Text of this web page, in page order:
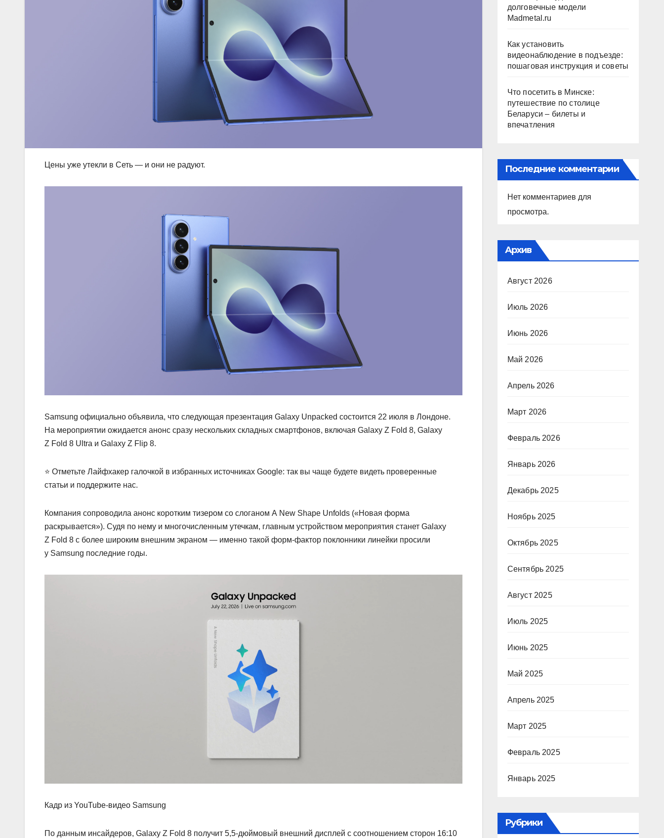
Цены уже утекли в Сеть — и они не радуют.
Samsung официально объявила, что следующая презентация Galaxy Unpacked состоится 22 июля в Лондоне.
На мероприятии ожидается анонс сразу нескольких складных смартфонов, включая Galaxy Z Fold 8, Galaxy
Z Fold 8 Ultra и Galaxy Z Flip 8.
⭐ Отметьте Лайфхакер галочкой в избранных источниках Google: так вы чаще будете видеть проверенные
статьи и поддержите нас.
Компания сопроводила анонс коротким тизером со слоганом A New Shape Unfolds («Новая форма
раскрывается»). Судя по нему и многочисленным утечкам, главным устройством мероприятия станет Galaxy
Z Fold 8 с более широким внешним экраном — именно такой форм-фактор поклонники линейки просили
у Samsung последние годы.
Кадр из YouTube-видео Samsung
По данным инсайдеров, Galaxy Z Fold 8 получит 5,5‑дюймовый внешний дисплей с соотношением сторон 16:10
долговечные модели
Madmetal.ru
Как установить
видеонаблюдение в подъезде:
пошаговая инструкция и советы
Что посетить в Минске:
путешествие по столице
Беларуси – билеты и
впечатления
Последние комментарии
Нет комментариев для
просмотра.
Архив
Август 2026
Июль 2026
Июнь 2026
Май 2026
Апрель 2026
Март 2026
Февраль 2026
Январь 2026
Декабрь 2025
Ноябрь 2025
Октябрь 2025
Сентябрь 2025
Август 2025
Июль 2025
Июнь 2025
Май 2025
Апрель 2025
Март 2025
Февраль 2025
Январь 2025
Рубрики